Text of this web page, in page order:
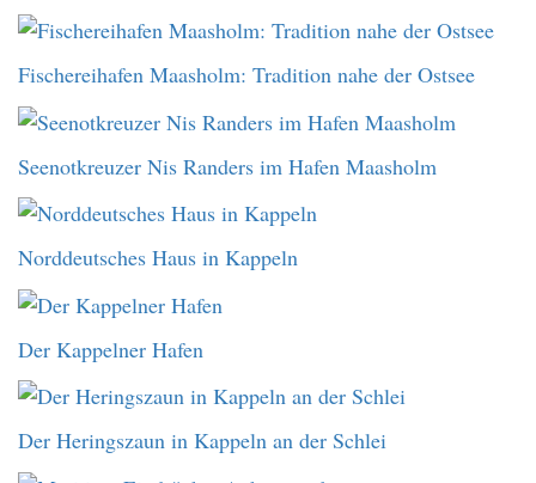
Fischereihafen Maasholm: Tradition nahe der Ostsee
Seenotkreuzer Nis Randers im Hafen Maasholm
Norddeutsches Haus in Kappeln
Der Kappelner Hafen
Der Heringszaun in Kappeln an der Schlei